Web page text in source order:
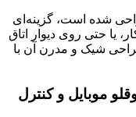
شده است، گزینه‌ای
یا حتی روی دیوار اتاق
شیک و مدرن آن با
موبایل و کنترل